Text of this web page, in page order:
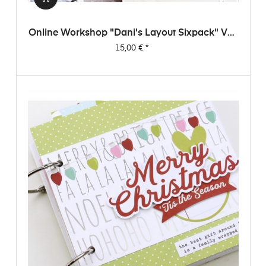
Online Workshop "Dani's Layout Sixpack" Vol.
1
Preis
15,00 €*